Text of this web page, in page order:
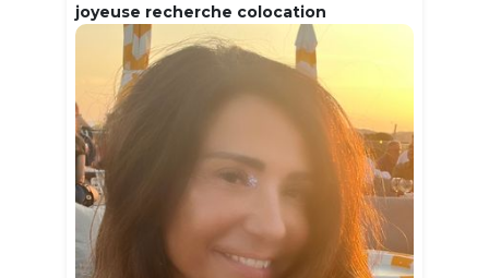
joyeuse recherche colocation